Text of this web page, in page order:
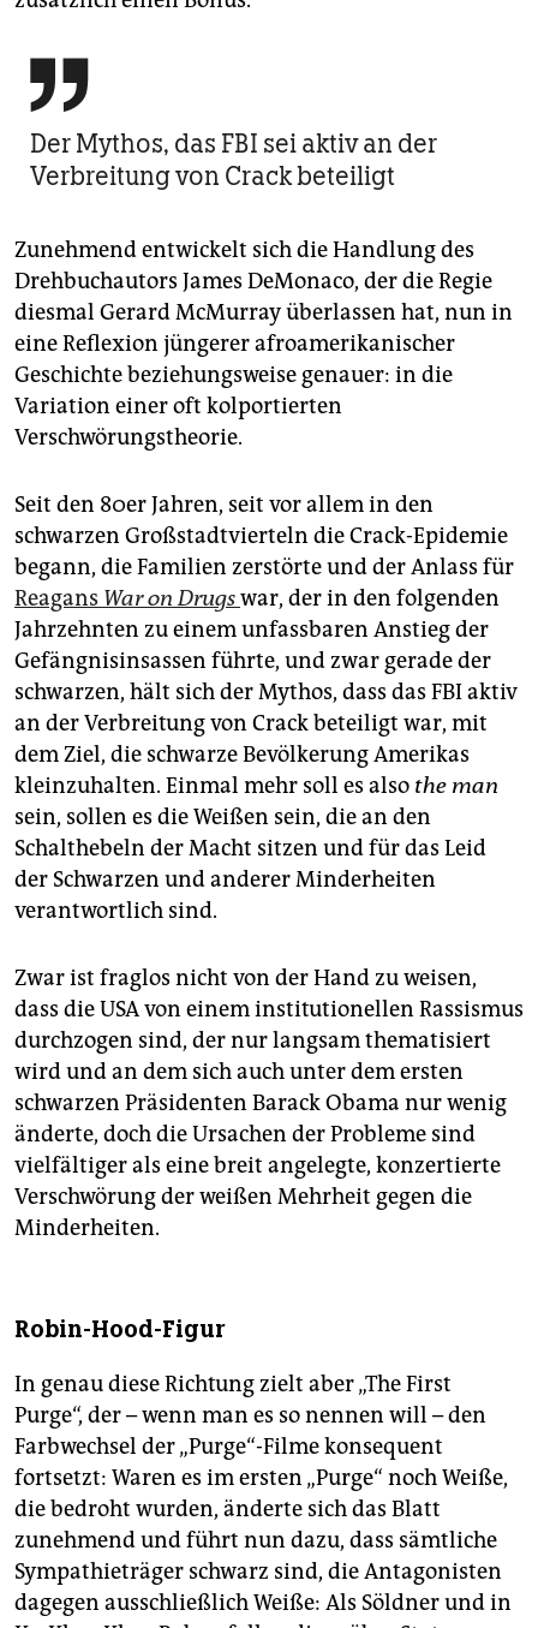

Der Mythos, das FBI sei aktiv an der
Verbreitung von Crack beteiligt
Zunehmend entwickelt sich die Handlung des
Drehbuchautors James DeMonaco, der die Regie
diesmal Gerard McMurray überlassen hat, nun in
eine Reflexion jüngerer afroamerikanischer
Geschichte beziehungsweise genauer: in die
Variation einer oft kolportierten
Verschwörungstheorie.
Seit den 80er Jahren, seit vor allem in den
schwarzen Großstadtvierteln die Crack-Epidemie
begann, die Familien zerstörte und der Anlass für
Rea­gans War on Drugswar, der in den folgenden
Jahrzehnten zu einem unfassbaren Anstieg der
Gefängnisinsassen führte, und zwar gerade der
schwarzen, hält sich der Mythos, dass das FBI aktiv
an der Verbreitung von Crack beteiligt war, mit
dem Ziel, die schwarze Bevölkerung Amerikas
kleinzuhalten. Einmal mehr soll es also the man
sein, sollen es die Weißen sein, die an den
Schalthebeln der Macht sitzen und für das Leid
der Schwarzen und anderer Minderheiten
verantwortlich sind.
Zwar ist fraglos nicht von der Hand zu weisen,
dass die USA von einem institutionellen Rassismus
durchzogen sind, der nur langsam thematisiert
wird und an dem sich auch unter dem ersten
schwarzen Präsidenten Barack Obama nur wenig
änderte, doch die Ursachen der Probleme sind
vielfältiger als eine breit angelegte, konzertierte
Verschwörung der weißen Mehrheit gegen die
Minderheiten.
Robin-Hood-Figur
In genau diese Richtung zielt aber „The First
Purge“, der – wenn man es so nennen will – den
Farbwechsel der „Purge“-Filme konsequent
fortsetzt: Waren es im ersten „Purge“ noch Weiße,
die bedroht wurden, änderte sich das Blatt
zunehmend und führt nun dazu, dass sämtliche
Sympathieträger schwarz sind, die Antagonisten
dagegen ausschließlich Weiße: Als Söldner und in